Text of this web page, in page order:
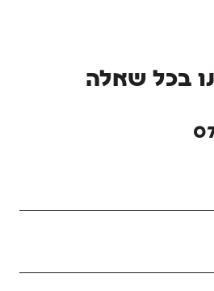
בכל שאלה